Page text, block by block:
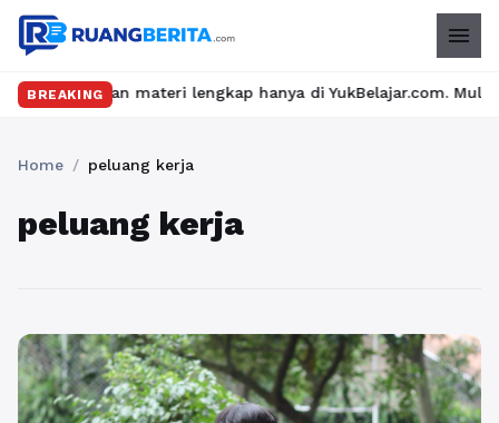
menu
BREAKING
dan materi lengkap hanya di YukBelajar.com. Mulai
Home / peluang kerja
peluang kerja